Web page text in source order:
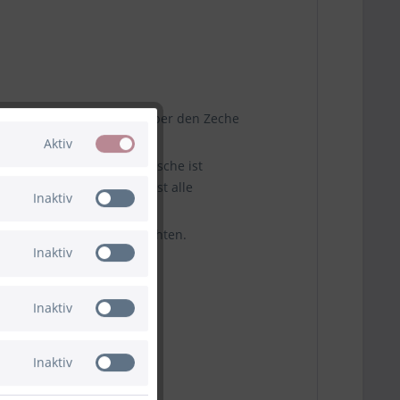
– vom Essener Dom über den Zeche
warm oder kalt. Die Flasche ist
passt die Flasche in fast alle
erinnert werden möchten.
Aktiv
Inaktiv
Inaktiv
Inaktiv
Inaktiv